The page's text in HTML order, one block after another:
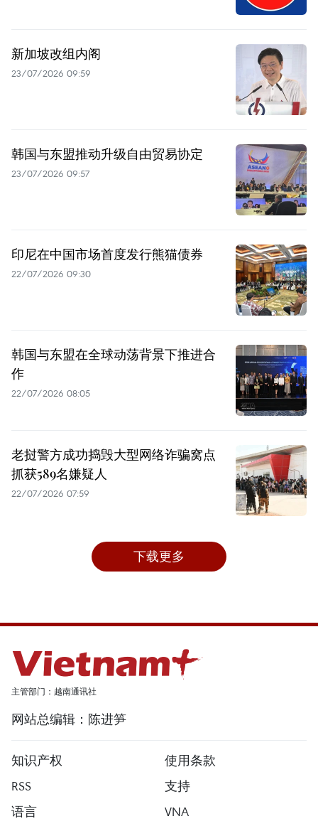
新加坡改组内阁
23/07/2026 09:59
韩国与东盟推动升级自由贸易协定
23/07/2026 09:57
印尼在中国市场首度发行熊猫债券
22/07/2026 09:30
韩国与东盟在全球动荡背景下推进合
作
22/07/2026 08:05
老挝警方成功捣毁大型网络诈骗窝点
抓获589名嫌疑人
22/07/2026 07:59
下载更多
主管部门：越南通讯社
网站总编辑：陈进笋
知识产权
使用条款
RSS
支持
语言
VNA